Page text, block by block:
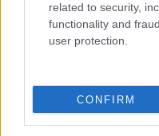
related to security,
functionality and
user protection.
CONFIRM
Megosztás